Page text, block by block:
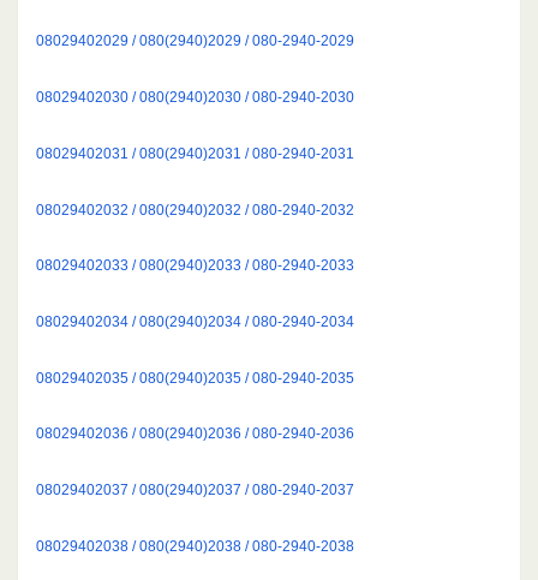
08029402029 / 080(2940)2029 / 080-2940-2029
08029402030 / 080(2940)2030 / 080-2940-2030
08029402031 / 080(2940)2031 / 080-2940-2031
08029402032 / 080(2940)2032 / 080-2940-2032
08029402033 / 080(2940)2033 / 080-2940-2033
08029402034 / 080(2940)2034 / 080-2940-2034
08029402035 / 080(2940)2035 / 080-2940-2035
08029402036 / 080(2940)2036 / 080-2940-2036
08029402037 / 080(2940)2037 / 080-2940-2037
08029402038 / 080(2940)2038 / 080-2940-2038